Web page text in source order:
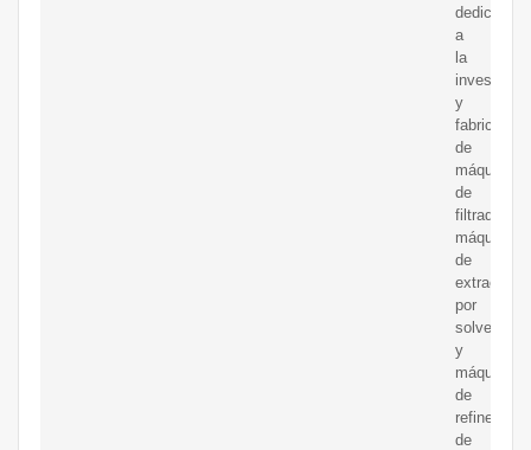
dedicamos
a
la
y
fabricación
de
máquinas
de
filtrado,
máquinas
de
extracción
por
solventes
y
máquinas
de
refinería
de